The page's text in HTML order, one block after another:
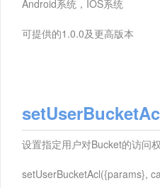
Android系统，IOS系统
可提供的1.0.0及更高版本
设置指定用户对Bucket的访问
setUserBucketAcl({params},